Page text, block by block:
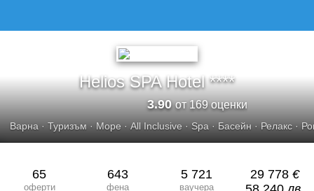
Helios SPA Hotel ****
3.90от 169 оценки
Варна · Туризъм · Море ·All Inclusive · Spa · Басейн · Релакс ·
65
оферти
643
фена
5 721
ваучера
29 778 €